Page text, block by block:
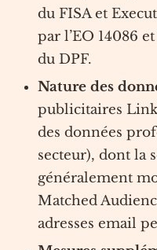
du FISA et
par l’EO 14086
du DPF.
Nature des
publicitaires
des données
secteur), dont la
généralement
Matched
adresses email